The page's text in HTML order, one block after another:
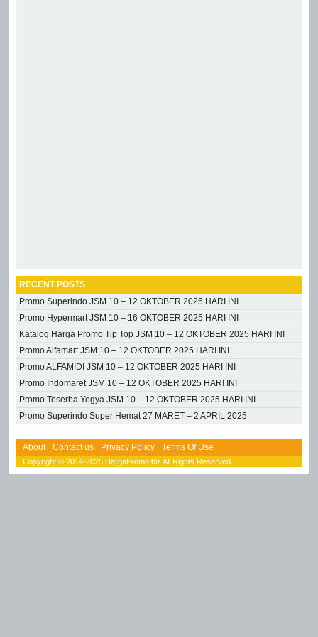
RECENT POSTS
Promo Superindo JSM 10 – 12 OKTOBER 2025 HARI INI
Promo Hypermart JSM 10 – 16 OKTOBER 2025 HARI INI
Katalog Harga Promo Tip Top JSM 10 – 12 OKTOBER 2025 HARI INI
Promo Alfamart JSM 10 – 12 OKTOBER 2025 HARI INI
Promo ALFAMIDI JSM 10 – 12 OKTOBER 2025 HARI INI
Promo Indomaret JSM 10 – 12 OKTOBER 2025 HARI INI
Promo Toserba Yogya JSM 10 – 12 OKTOBER 2025 HARI INI
Promo Superindo Super Hemat 27 MARET – 2 APRIL 2025
About Contact us Privacy Policy Terms Of Use
Copyright © 2014-2025 HargaPromo.biz All Rights Reserved.